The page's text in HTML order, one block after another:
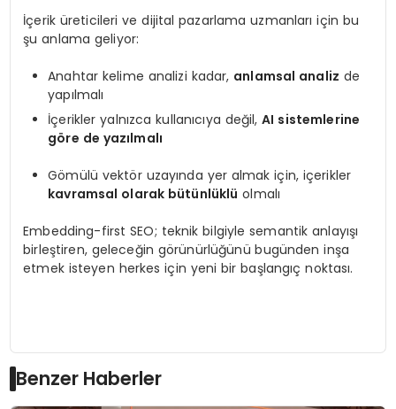
İçerik üreticileri ve dijital pazarlama uzmanları için bu
şu anlama geliyor:
Anahtar kelime analizi kadar, anlamsal analiz de
yapılmalı
İçerikler yalnızca kullanıcıya değil,AI sistemlerine
göre de yazılmalı
Gömülü vektör uzayında yer almak için, içerikler
kavramsal olarak bütünlüklü olmalı
Embedding-first SEO; teknik bilgiyle semantik anlayışı
birleştiren, geleceğin görünürlüğünü bugünden inşa
etmek isteyen herkes için yeni bir başlangıç noktası.
Benzer Haberler